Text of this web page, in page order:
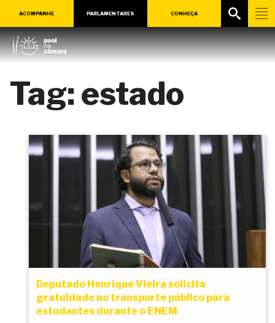
ACOMPANHE PARLAMENTARES CONHEÇA
Tag:estado
Deputado Henrique Vieira solicita
gratuidade no transporte público para
estudantes durante o ENEM